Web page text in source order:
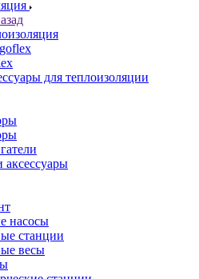
для теплоизоляции
аксессуары
насосы
станции
весы